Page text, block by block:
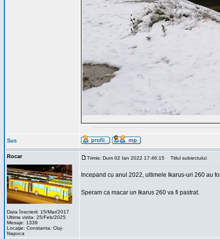
Sus
Rocar
Data înscrierii: 15/Mar/2017
Ultima vizita: 25/Feb/2025
Mesaje: 1339
Locaţie: Constanta; Cluj-
Napoca
Trimis: Dum 02 Ian 2022 17:46:15 Titlul subiectului:
Incepand cu anul 2022, ultimele Ikarus-uri 260 au
Speram ca macar un Ikarus 260 va fi pastrat.